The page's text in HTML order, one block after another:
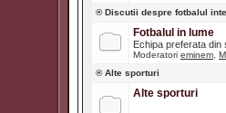
® Discutii despre fotbalul
Fotbalul in lume
Echipa preferata din
Moderatori eminem
® Alte sporturi
Alte sporturi